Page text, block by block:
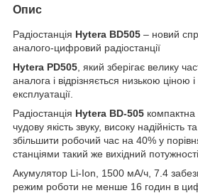
Опис
Радіостанція Hytera BD505 – новий
аналого-цифровий радіостанції
Hytera РD505 , який зберігає велику
аналога і відрізняється низькою ціною
експлуатації.
Радіостанція Hytera ВD-505 компактна
чудову якість звуку, високу надійність
збільшити робочий час на 40% у
станціями такий же вихідний потужності.
Акумулятор Li-Ion, 1500 мА/ч, 7.4
режим роботи не менше 16 годин в